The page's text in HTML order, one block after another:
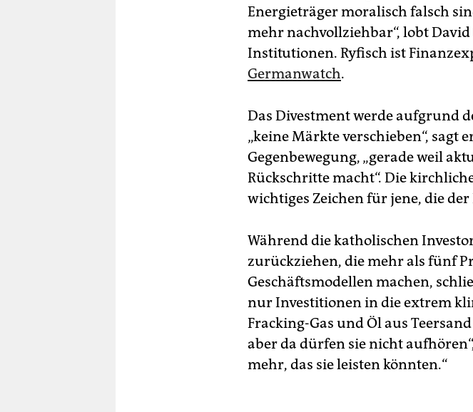
Energieträger moralisch falsch
mehr nachvollziehbar“, lobt
Institutionen. Ryfisch ist
Germanwatch.
Das Divestment werde aufgrund
„keine Märkte verschieben“, sagt
Gegenbewegung, „gerade weil
Rückschritte macht“. Die
wichtiges Zeichen für jene, die der
Während die katholischen
zurückziehen, die mehr als fünf
Geschäftsmodellen machen,
nur Investitionen in die extrem
Fracking-Gas und Öl aus
aber da dürfen sie nicht
mehr, das sie leisten könnten.“